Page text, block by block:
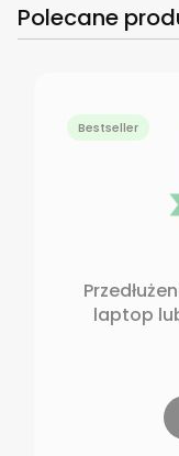
Polecane
Bestseller
laptop